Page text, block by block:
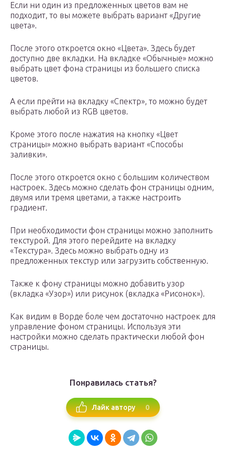
Если ни один из предложенных цветов вам не
подходит, то вы можете выбрать вариант «Другие
цвета».
После этого откроется окно «Цвета». Здесь будет
доступно две вкладки. На вкладке «Обычные» можно
выбрать цвет фона страницы из большего списка
цветов.
А если прейти на вкладку «Спектр», то можно будет
выбрать любой из RGB цветов.
Кроме этого после нажатия на кнопку «Цвет
страницы» можно выбрать вариант «Способы
заливки».
После этого откроется окно с большим количеством
настроек. Здесь можно сделать фон страницы одним,
двумя или тремя цветами, а также настроить
градиент.
При необходимости фон страницы можно заполнить
текстурой. Для этого перейдите на вкладку
«Текстура». Здесь можно выбрать одну из
предложенных текстур или загрузить собственную.
Также к фону страницы можно добавить узор
(вкладка «Узор») или рисунок (вкладка «Рисонок»).
Как видим в Ворде боле чем достаточно настроек для
управление фоном страницы. Используя эти
настройки можно сделать практически любой фон
страницы.
Понравилась статья?
Лайк автору 0